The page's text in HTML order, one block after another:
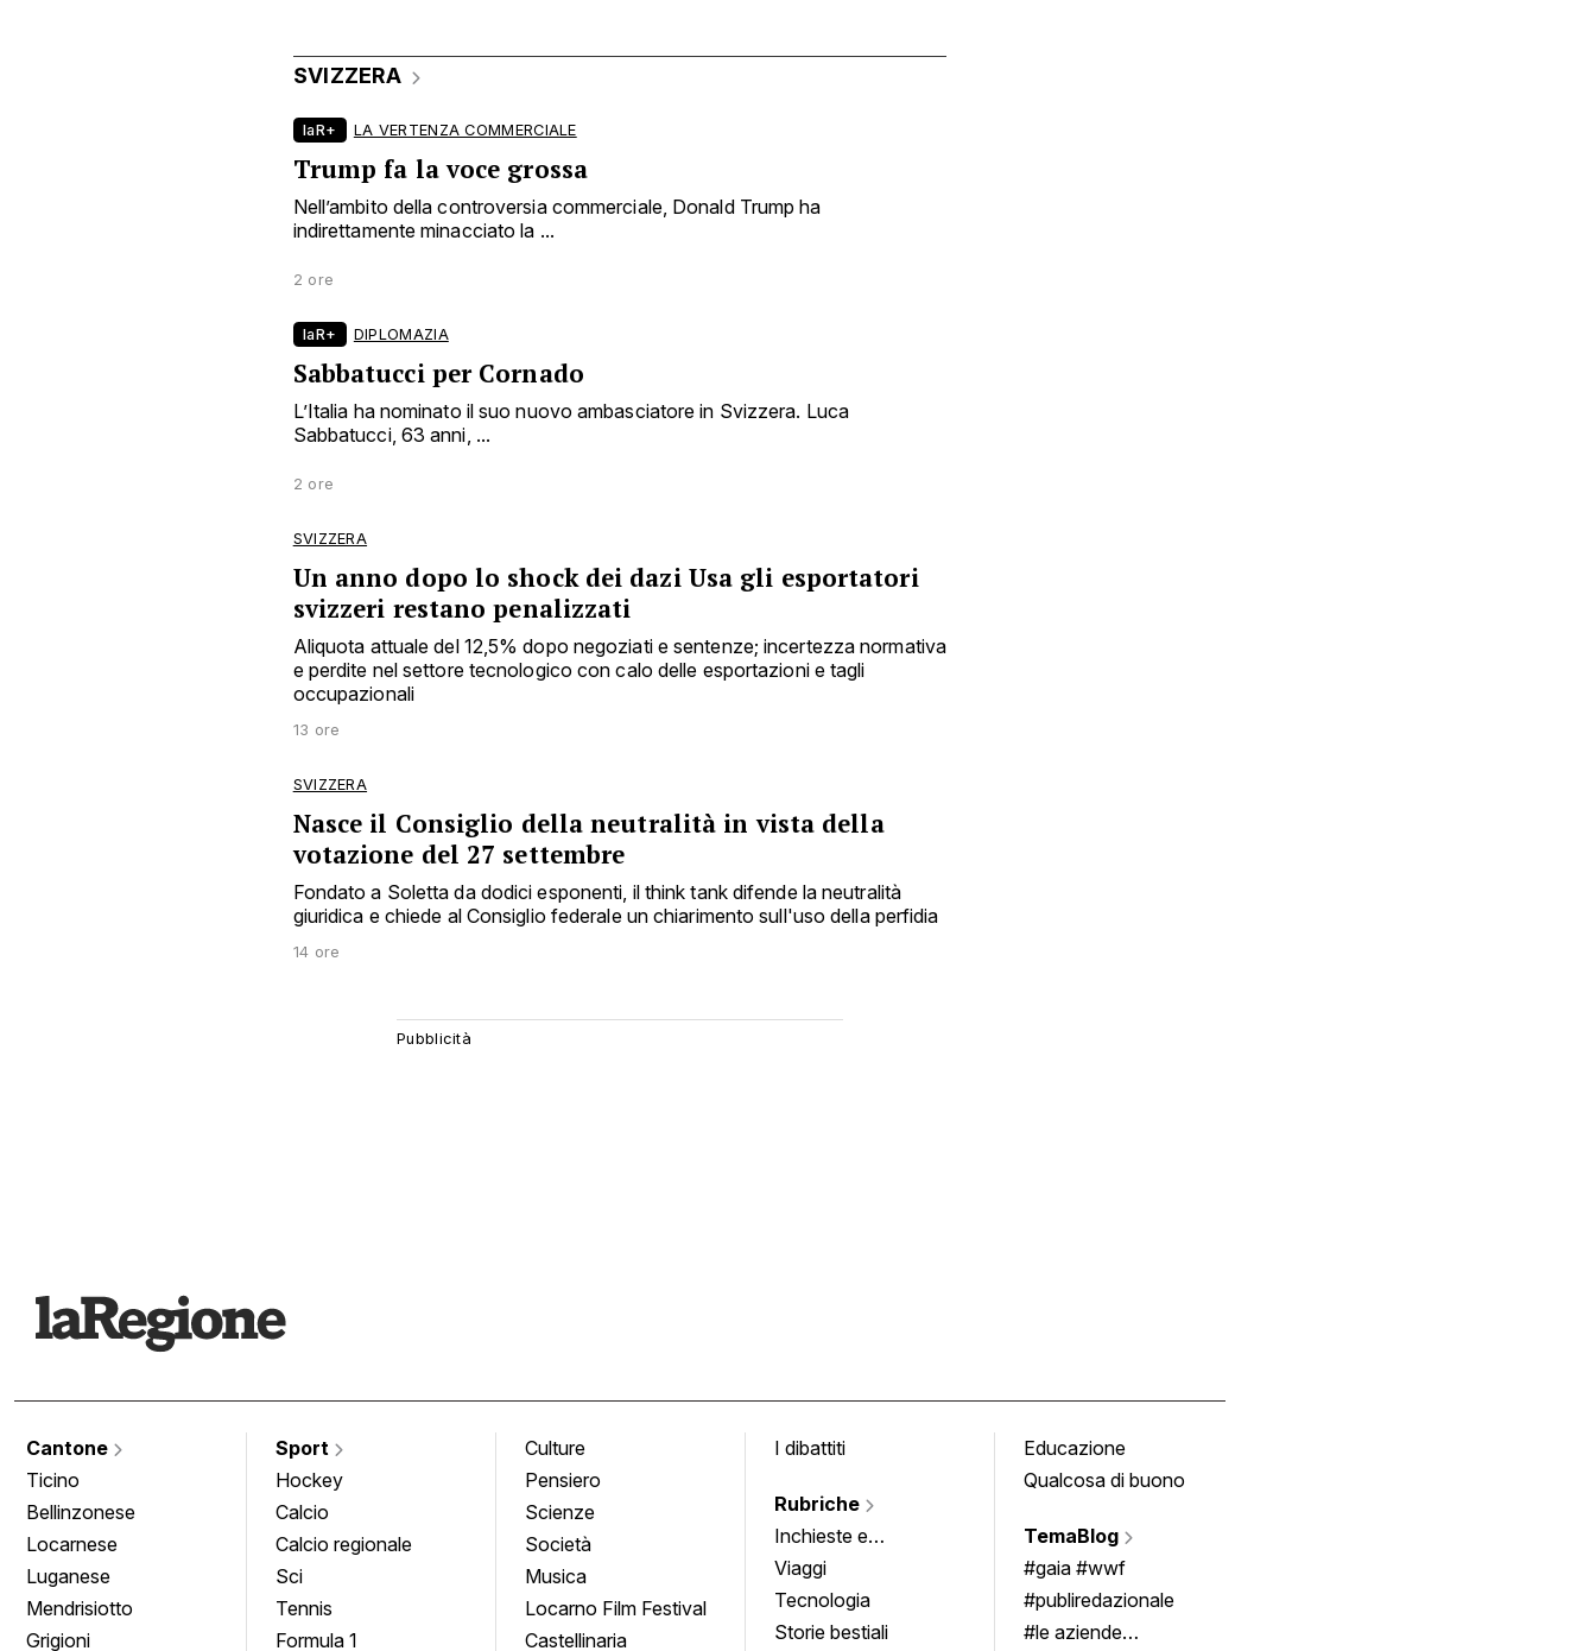
SVIZZERA
laR+ LA VERTENZA COMMERCIALE
Trump fa la voce grossa
Nell’ambito della controversia commerciale, Donald Trump ha
indirettamente minacciato la ...
2 ore
laR+ DIPLOMAZIA
Sabbatucci per Cornado
L’Italia ha nominato il suo nuovo ambasciatore in Svizzera. Luca
Sabbatucci, 63 anni, ...
2 ore
SVIZZERA
Un anno dopo lo shock dei dazi Usa gli esportatori
svizzeri restano penalizzati
Aliquota attuale del 12,5% dopo negoziati e sentenze; incertezza normativa
e perdite nel settore tecnologico con calo delle esportazioni e tagli
occupazionali
13 ore
SVIZZERA
Nasce il Consiglio della neutralità in vista della
votazione del 27 settembre
Fondato a Soletta da dodici esponenti, il think tank difende la neutralità
giuridica e chiede al Consiglio federale un chiarimento sull'uso della perfidia
14 ore
Cantone
Ticino
Bellinzonese
Locarnese
Luganese
Mendrisiotto
Grigioni
Sport
Hockey
Calcio
Calcio regionale
Sci
Tennis
Formula 1
Culture
Pensiero
Scienze
Società
Musica
Locarno Film Festival
Castellinaria
I dibattiti
Rubriche
Inchieste e
approfondimenti
Viaggi
Tecnologia
Storie bestiali
Educazione
Qualcosa di buono
TemaBlog
#gaia #wwf
#publiredazionale
#le aziende